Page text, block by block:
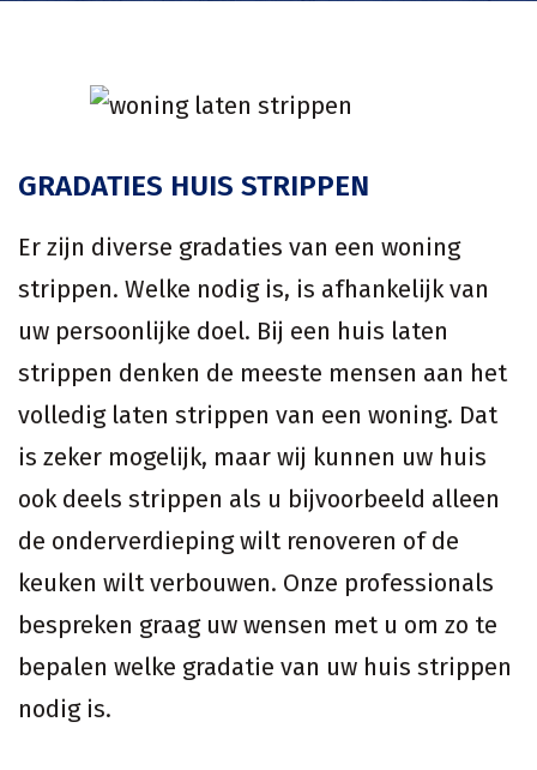
GRADATIES HUIS STRIPPEN
Er zijn diverse gradaties van een woning
strippen. Welke nodig is, is afhankelijk van
uw persoonlijke doel. Bij een huis laten
strippen denken de meeste mensen aan het
volledig laten strippen van een woning. Dat
is zeker mogelijk, maar wij kunnen uw huis
ook deels strippen als u bijvoorbeeld alleen
de onderverdieping wilt renoveren of de
keuken wilt verbouwen. Onze professionals
bespreken graag uw wensen met u om zo te
bepalen welke gradatie van uw huis strippen
nodig is.